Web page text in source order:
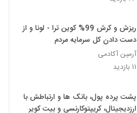
ریزش و کرش 99% کوین ترا - لونا و از
دست دادن کل سرمایه مردم
آرمین آکادمی
۱۱ بازدید
پشت پرده پول، بانک ها و ارتباطش با
ارزدیجیتال، کریپتوکارنسی و بیت کوین